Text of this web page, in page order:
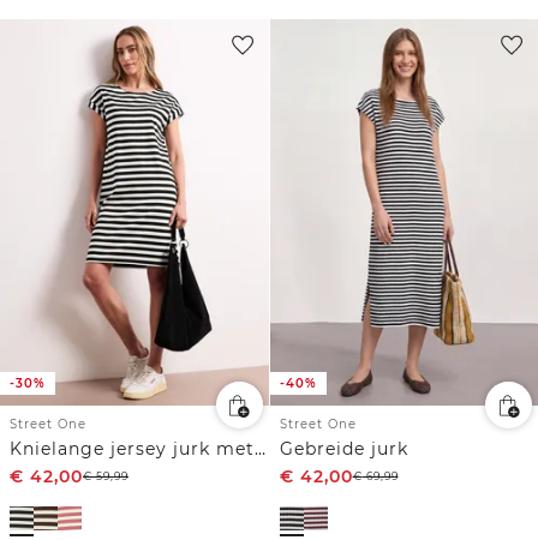
-30%
Street One
Knielange jersey jurk met strepen
€ 42,00€59,99
-40%
Street One
Gebreide jurk
€ 42,00€69,99